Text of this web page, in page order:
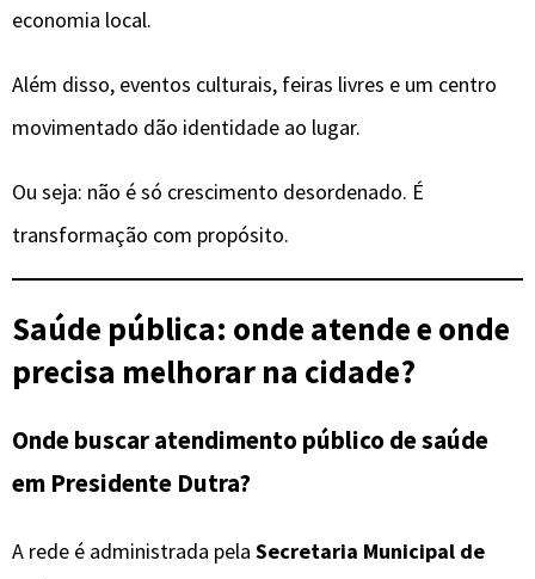
economia local.
Além disso, eventos culturais, feiras livres e um centro
movimentado dão identidade ao lugar.
Ou seja: não é só crescimento desordenado. É
transformação com propósito.
Saúde pública: onde atende e onde
precisa melhorar na cidade?
Onde buscar atendimento público de saúde
em Presidente Dutra?
A rede é administrada pela Secretaria Municipal de